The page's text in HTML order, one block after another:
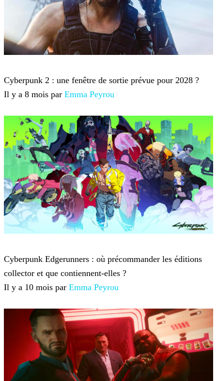
Cyberpunk 2 : une fenêtre de sortie prévue pour 2028 ?
Il y a 8 mois par Emma Peyrou
Cyberpunk Edgerunners : où précommander les éditions
collector et que contiennent-elles ?
Il y a 10 mois par Emma Peyrou